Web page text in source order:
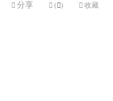
 分享  ( )  收藏